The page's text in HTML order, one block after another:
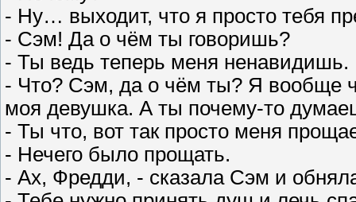
- Ну… выходит, что я просто тебя
- Сэм! Да о чём ты говоришь?
- Ты ведь теперь меня ненавидишь.
- Что? Сэм, да о чём ты? Я вообще
моя девушка. А ты почему-то
- Ты что, вот так просто меня
- Нечего было прощать.
- Ах, Фредди, - сказала Сэм и